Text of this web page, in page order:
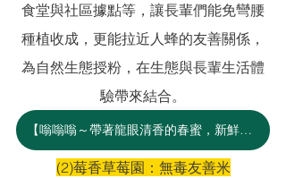
食堂與社區據點等，讓長輩們能免彎腰
種植收成，更能拉近人蜂的友善關係，
為自然生態授粉，在生態與長輩生活體
驗帶來結合。
【嗡嗡嗡～帶著龍眼清香的春蜜，新鮮收成】
(2)莓香草莓園：無毒友善米